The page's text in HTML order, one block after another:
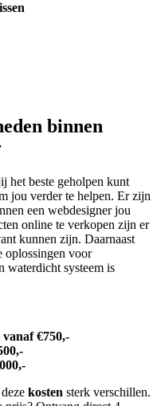
binnen
het beste geholpen kunt
jou verder te helpen. Er zijn
een webdesigner jou
online te verkopen zijn er
kunnen zijn. Daarnaast
oplossingen voor
waterdicht systeem is
vanaf €750,-
kosten sterk verschillen.